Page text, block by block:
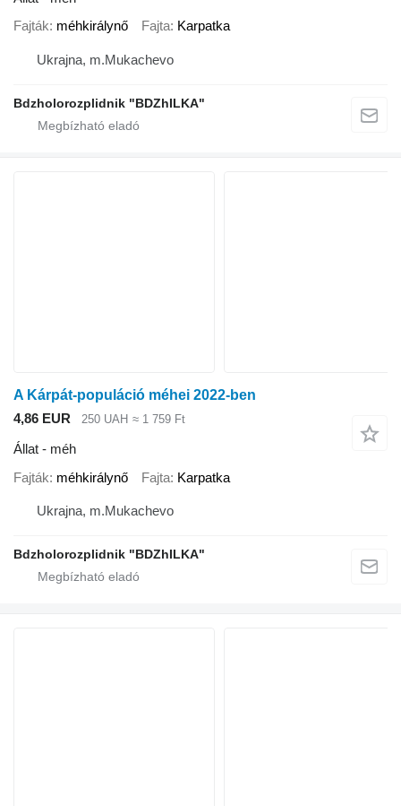
Fajták méhkirálynő Fajta Karpatka
Ukrajna, m.Mukachevo
Bdzholorozplidnik "BDZhILKA"
A Kárpát-populáció méhei 2022-ben
4,86 EUR
250 UAH ≈ 1 759 Ft
Állat - méh
Fajták méhkirálynő Fajta Karpatka
Ukrajna, m.Mukachevo
Bdzholorozplidnik "BDZhILKA"